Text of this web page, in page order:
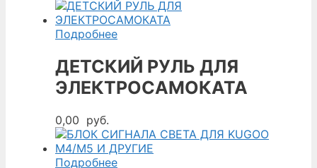
Подробнее
ДЕТСКИЙ РУЛЬ ДЛЯ
ЭЛЕКТРОСАМОКАТА
0,00 руб.
Подробнее